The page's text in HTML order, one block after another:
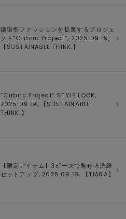
循環型ファッションを提案するプロジェ
クト”Cirbric Project”, 2025.09.19,
【 SUSTAINABLE THINK. 】
”Cirbric Project” STYLE LOOK,
2025.09.19, 【 SUSTAINABLE
THINK. 】
【限定アイテム】3ピースで魅せる洗練
セットアップ, 2025.09.18, 【TIARA】